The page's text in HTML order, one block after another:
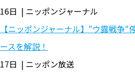
16日 | ニッポンジャーナル
【ニッポンジャーナル】"ウ露戦争
ースを解説！
17日 | ニッポン放送